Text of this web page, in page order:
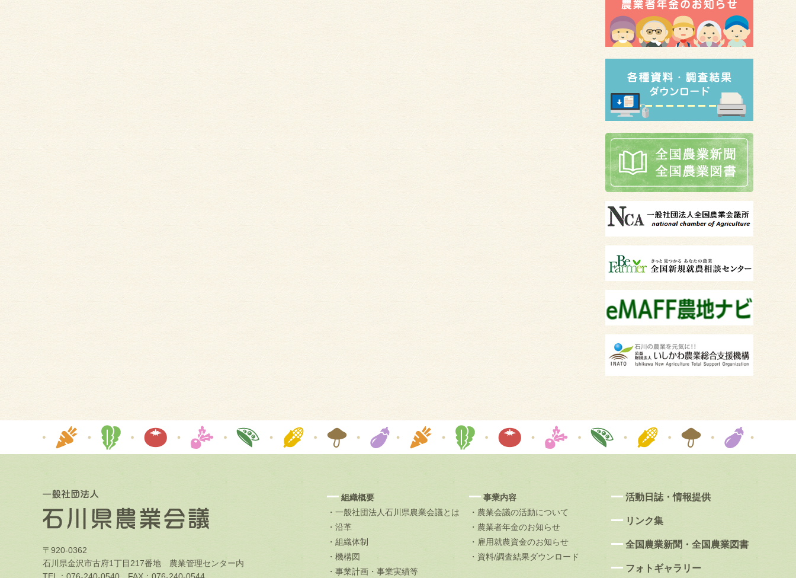
〒920-0362
石川県金沢市古府1丁目217番地 農業管理センター内
組織概要
・一般社団法人石川県農業会議とは
・沿革
・組織体制
・機構図
・事業計画・事業実績等
事業内容
・農業会議の活動について
・農業者年金のお知らせ
・雇用就農資金のお知らせ
・資料/調査結果ダウンロード
活動日誌・情報提供
リンク集
全国農業新聞・全国農業図書
フォトギャラリー